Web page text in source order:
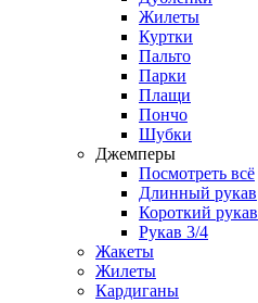
Жилеты
Куртки
Пальто
Парки
Плащи
Пончо
Шубки
Джемперы
Посмотреть всё
Длинный рукав
Короткий рукав
Рукав 3/4
Жакеты
Жилеты
Кардиганы